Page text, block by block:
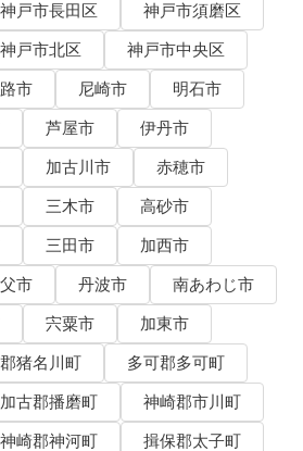
神戸市長田区
神戸市須磨区
神戸市北区
神戸市中央区
市 尼崎市
明石市
芦屋市
伊丹市
加古川市
赤穂市
三木市
高砂市
三田市
加西市
市 丹波市
南あわじ市
宍粟市
加東市
猪名川町
多可郡多可町
加古郡播磨町
神崎郡市川町
神崎郡神河町
揖保郡太子町